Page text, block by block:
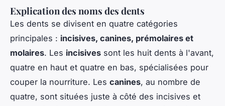
Explication des noms des dents
Les dents se divisent en quatre catégories
principales : incisives, canines, prémolaires et
molaires. Les incisives sont les huit dents à l'avant,
quatre en haut et quatre en bas, spécialisées pour
couper la nourriture. Les canines, au nombre de
quatre, sont situées juste à côté des incisives et